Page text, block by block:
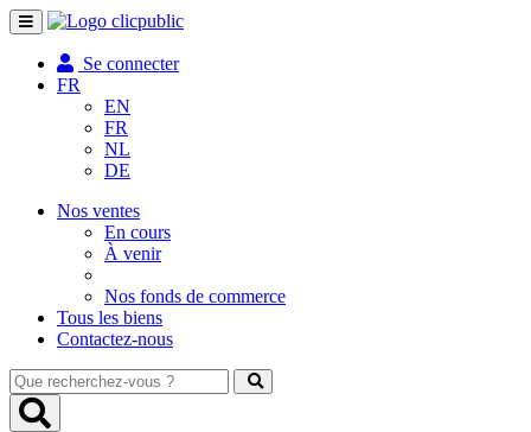
Toggle
navigation
Se connecter
FR
EN
FR
NL
DE
Nos ventes
En cours
À venir
Nos fonds de commerce
Tous les biens
Contactez-nous
Que
recherchez-
vous